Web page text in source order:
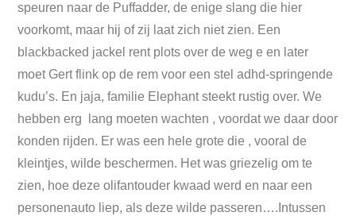
speuren naar de Puffadder, de enige slang die hier
voorkomt, maar hij of zij laat zich niet zien. Een
blackbacked jackel rent plots over de weg e en later
moet Gert flink op de rem voor een stel adhd-springende
kudu’s. En jaja, familie Elephant steekt rustig over. We
hebben erg lang moeten wachten , voordat we daar door
konden rijden. Er was een hele grote die , vooral de
kleintjes, wilde beschermen. Het was griezelig om te
zien, hoe deze olifantouder kwaad werd en naar een
personenauto liep, als deze wilde passeren….Intussen